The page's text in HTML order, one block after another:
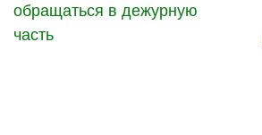
обращаться в дежурную
часть